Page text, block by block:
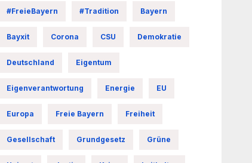
#FreieBayern #Tradition Bayern
Bayxit Corona CSU Demokratie
Deutschland Eigentum
Eigenverantwortung Energie EU
Europa Freie Bayern Freiheit
Gesellschaft Grundgesetz Grüne